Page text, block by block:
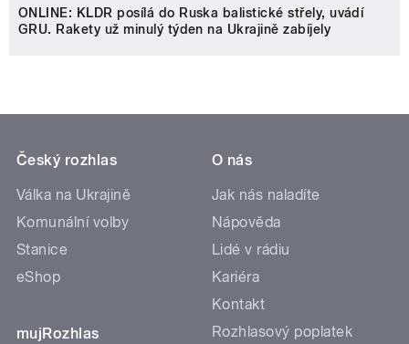
ONLINE: KLDR posílá do Ruska balistické střely, uvádí
GRU. Rakety už minulý týden na Ukrajině zabíjely
Český rozhlas
Válka na Ukrajině
Komunální volby
Stanice
eShop
mujRozhlas
O nás
Jak nás naladíte
Nápověda
Lidé v rádiu
Kariéra
Kontakt
Rozhlasový poplatek